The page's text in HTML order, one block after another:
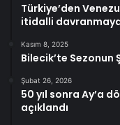
Türkiye’den
itidalli davranmaya
Kasım 8, 2025
Bilecik’te
Şubat 26, 2026
50 yıl sonra Ay’a
açıklandı